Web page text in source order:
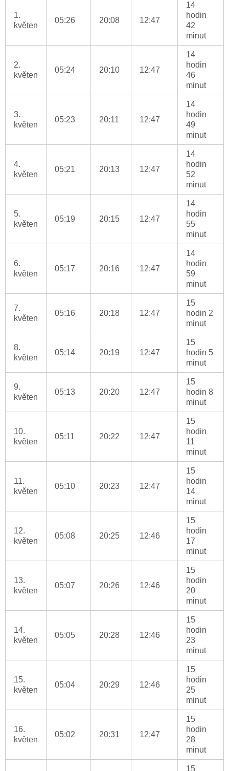
1.
květen
05:26 20:08 12:47
14
hodin
42
minut
2.
květen
05:24 20:10 12:47
14
hodin
46
minut
3.
květen
05:23 20:11 12:47
14
hodin
49
minut
4.
květen
05:21 20:13 12:47
14
hodin
52
minut
5.
květen
05:19 20:15 12:47
14
hodin
55
minut
6.
květen
05:17 20:16 12:47
14
hodin
59
minut
7.
květen
05:16 20:18 12:47
15
hodin 2
minut
8.
květen
05:14 20:19 12:47
15
hodin 5
minut
9.
květen
05:13 20:20 12:47
15
hodin 8
minut
10.
květen
05:11 20:22 12:47
15
hodin
11
minut
11.
květen
05:10 20:23 12:47
15
hodin
14
minut
12.
květen
05:08 20:25 12:46
15
hodin
17
minut
13.
květen
05:07 20:26 12:46
15
hodin
20
minut
14.
květen
05:05 20:28 12:46
15
hodin
23
minut
15.
květen
05:04 20:29 12:46
15
hodin
25
minut
16.
květen
05:02 20:31 12:47
15
hodin
28
minut
15